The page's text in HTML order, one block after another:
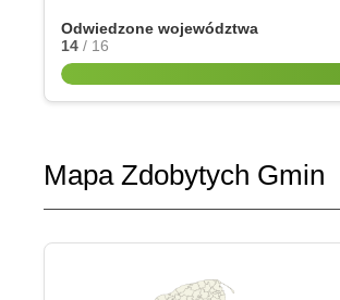
Odwiedzone województwa
14 / 16
Mapa Zdobytych Gmin